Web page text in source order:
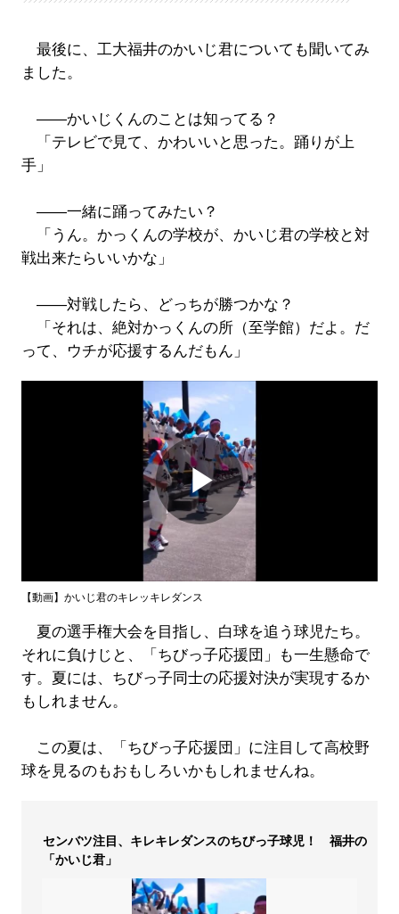
最後に、工大福井のかいじ君についても聞いてみ
ました。
――かいじくんのことは知ってる？
「テレビで見て、かわいいと思った。踊りが上
手」
――一緒に踊ってみたい？
「うん。かっくんの学校が、かいじ君の学校と対
戦出来たらいいかな」
――対戦したら、どっちが勝つかな？
「それは、絶対かっくんの所（至学館）だよ。だ
って、ウチが応援するんだもん」
Play
Video
【動画】かいじ君のキレッキレダンス
夏の選手権大会を目指し、白球を追う球児たち。
それに負けじと、「ちびっ子応援団」も一生懸命で
す。夏には、ちびっ子同士の応援対決が実現するか
もしれません。
この夏は、「ちびっ子応援団」に注目して高校野
球を見るのもおもしろいかもしれませんね。
センバツ注目、キレキレダンスのちびっ子球児！ 福井の
「かいじ君」